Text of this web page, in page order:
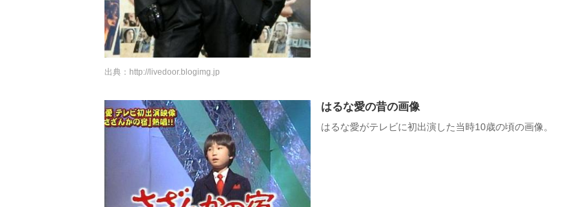
出典： http://livedoor.blogimg.jp
はるな愛の昔の画像
はるな愛がテレビに初出演した当時10歳の頃の画像。